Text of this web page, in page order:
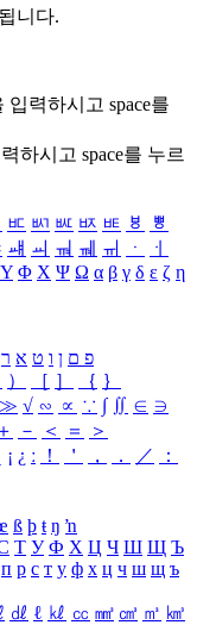
니다.
입력하시고 space를
하시고 space를 누르
ㅳ ㅴ ㅵ ㅶ ㅷ ㅸ
ㅹ
ㆈ ㆉ ㆊ ㆋ ㆌ ㆍ
ㆎ
Υ Φ Χ Ψ Ω α β γ δ ε ζ η
פ ם ן ו ט א ר
） ［ ］ ｛ ｝
≫ √ ∽ ∝ ∵ ∫ ∬ ∈ ∋
－ ＜ ＝
＞
¡ ¿ ː ！ ＇ ， ． ／
：
ß þ ŧ ŋ ŉ
Т У Ф Х Ц Ч Ш Щ Ъ
п р с т у ф х ц ч ш щ ъ
㎗ ℓ ㎘ ㏄ ㎣ ㎤ ㎥ ㎦